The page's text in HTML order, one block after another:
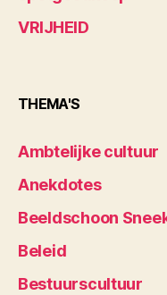
VRIJHEID
THEMA'S
Ambtelijke cultuur
Anekdotes
Beeldschoon
Beleid
Bestuurscultuur